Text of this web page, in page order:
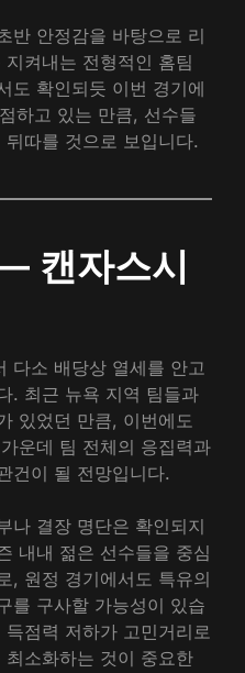
반 안정감을 바탕으로 리
켜내는 전형적인 홈팀
도 확인되듯 이번 경기에
하고 있는 만큼, 선수들
따를 것으로 보입니다.
캔자스시
다소 배당상 열세를 안고
. 최근 뉴욕 지역 팀들과
있었던 만큼, 이번에도
운데 팀 전체의 응집력과
건이 될 전망입니다.
나 결장 명단은 확인되지
내내 젊은 선수들을 중심
, 원정 경기에서도 특유의
를 구사할 가능성이 있습
점력 저하가 고민거리로
소화하는 것이 중요한